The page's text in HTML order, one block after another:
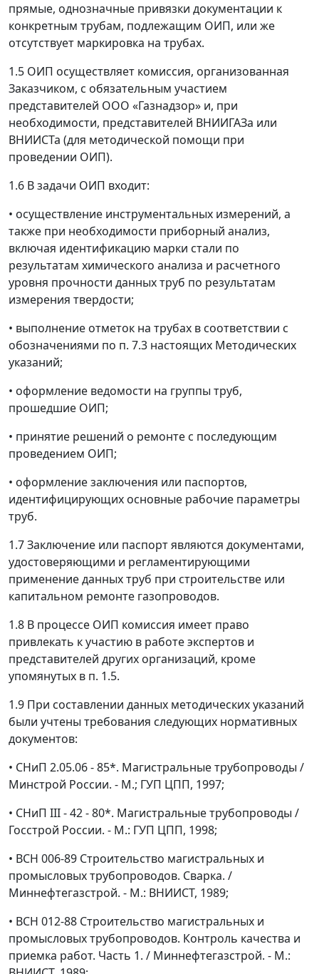
прямые, однозначные привязки документации к
конкретным трубам, подлежащим ОИП, или же
отсутствует маркировка на трубах.
1.5 ОИП осуществляет комиссия, организованная
Заказчиком, с обязательным участием
представителей ООО «Газнадзор» и, при
необходимости, представителей ВНИИГАЗа или
ВНИИСТа (для методической помощи при
проведении ОИП).
1.6 В задачи ОИП входит:
• осуществление инструментальных измерений, а
также при необходимости приборный анализ,
включая идентификацию марки стали по
результатам химического анализа и расчетного
уровня прочности данных труб по результатам
измерения твердости;
• выполнение отметок на трубах в соответствии с
обозначениями по п. 7.3 настоящих Методических
указаний;
• оформление ведомости на группы труб,
прошедшие ОИП;
• принятие решений о ремонте с последующим
проведением ОИП;
• оформление заключения или паспортов,
идентифицирующих основные рабочие параметры
труб.
1.7 Заключение или паспорт являются документами,
удостоверяющими и регламентирующими
применение данных труб при строительстве или
капитальном ремонте газопроводов.
1.8 В процессе ОИП комиссия имеет право
привлекать к участию в работе экспертов и
представителей других организаций, кроме
упомянутых в п. 1.5.
1.9 При составлении данных методических указаний
были учтены требования следующих нормативных
документов:
• СНиП 2.05.06 - 85*. Магистральные трубопроводы /
Минстрой России. - М.; ГУП ЦПП, 1997;
• СНиП III - 42 - 80*. Магистральные трубопроводы /
Госстрой России. - М.: ГУП ЦПП, 1998;
• ВСН 006-89 Строительство магистральных и
промысловых трубопроводов. Сварка. /
Миннефтегазстрой. - М.: ВНИИСТ, 1989;
• ВСН 012-88 Строительство магистральных и
промысловых трубопроводов. Контроль качества и
приемка работ. Часть 1. / Миннефтегазстрой. - М.: